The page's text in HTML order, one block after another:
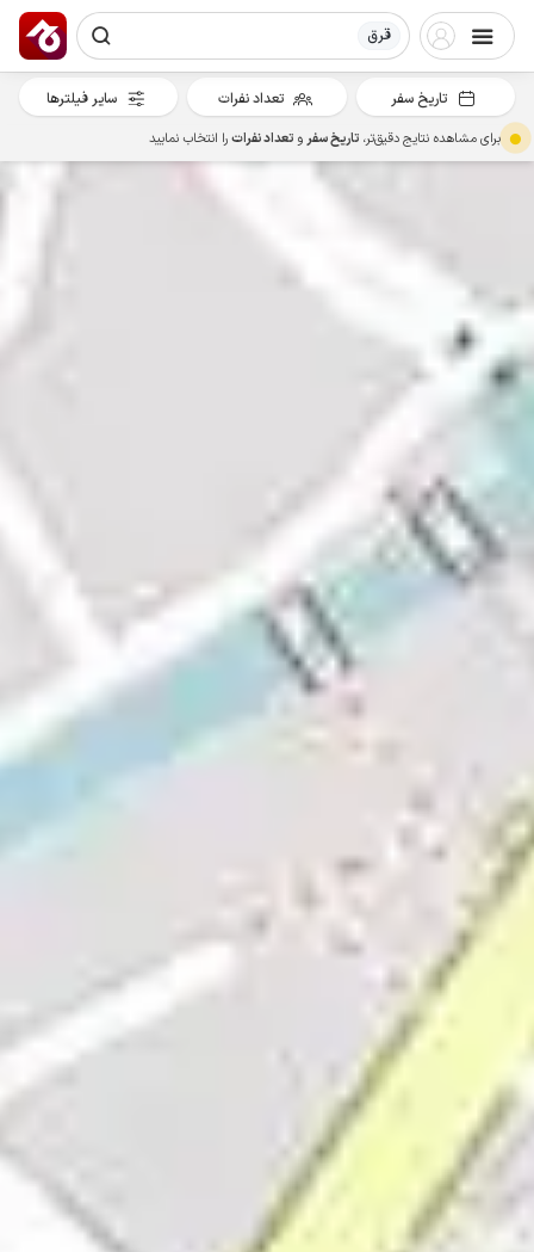
قرق
تاریخ سفر تعداد نفرات سایر فیلترها
برای مشاهده نتایج دقیق‌تر، تاریخ سفرو تعداد نفراترا انتخاب نمایید